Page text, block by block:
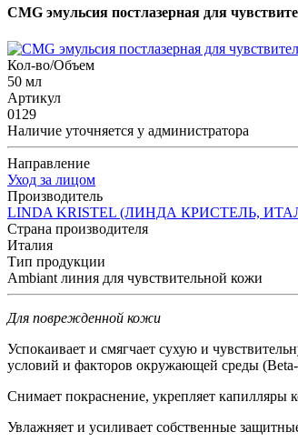
CMG эмульсия постлазерная для
Кол-во/Объем
50 мл
Артикул
0129
Наличие уточняется у администратора
Направление
Уход за лицом
Производитель
LINDA KRISTEL (ЛИНДА КРИСТЕЛЬ,
Страна производителя
Италия
Тип продукции
Ambiant линия для чувствительной кожи
Для поврежденной кожи
Успокаивает и смягчает сухую и
условий и факторов окружающей среды
Снимает покраснение, укрепляет
Увлажняет и усиливает собственные